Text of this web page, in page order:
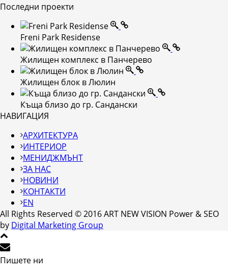
Последни проекти
Freni Park Residense
Жилищен комплекс в Панчерево
Жилищен блок в Люлин
Къща близо до гр. Сандански
НАВИГАЦИЯ
АРХИТЕКТУРА
ИНТЕРИОР
МЕНИДЖМЪНТ
ЗА НАС
НОВИНИ
КОНТАКТИ
EN
All Rights Reserved © 2016 ART NEW VISION Power & SEO
by Digital Marketing Group
Пишете ни